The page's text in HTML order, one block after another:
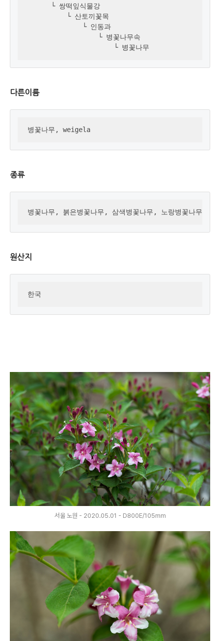
      └ 쌍떡잎식물강
          └ 산토끼꽃목
              └ 인동과
                  └ 병꽃나무속
                      └ 병꽃나무
다른이름
병꽃나무, weigela
종류
병꽃나무, 붉은병꽃나무, 삼색병꽃나무, 노랑병꽃나무, 흰
원산지
한국
서울 노원 - 2020.05.01 - D800E/105mm